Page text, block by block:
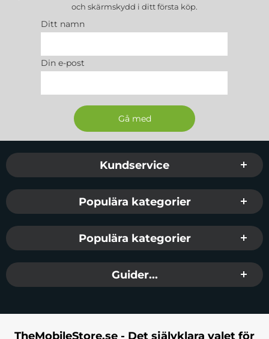
och skärmskydd i ditt första köp.
Ditt namn
Din e-post
Sidfot Blandad info och länkar
Kundservice
Populära kategorier
Populära kategorier
Guider...
TheMobileStore.se - Det självklara valet för